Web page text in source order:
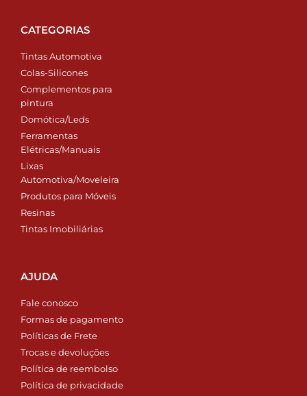
CATEGORIAS
Tintas Automotiva
Colas-Silicones
Complementos para
pintura
Domótica/Leds
Ferramentas
Elétricas/Manuais
Lixas
Automotiva/Moveleira
Produtos para Móveis
Resinas
Tintas Imobiliárias
AJUDA
Fale conosco
Formas de pagamento
Políticas de Frete
Trocas e devoluções
Política de reembolso
Política de privacidade